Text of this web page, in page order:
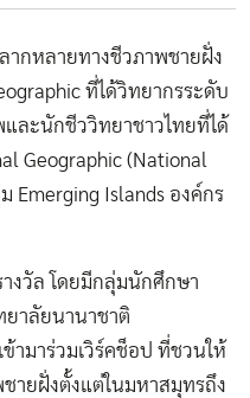
ากหลายทางชีวภาพชายฝั่ง
ที่ได้วิทยากรระดับ
ละนักชีววิทยาชาวไทยที่ได้
Geographic (National
Emerging Islands องค์กร
งวัล โดยมีกลุ่มนักศึกษา
ยาลัยนานาชาติ
ามาร่วมเวิร์คช็อป ที่ชวนให้
ายฝั่งตั้งแต่ในมหาสมุทรถึง